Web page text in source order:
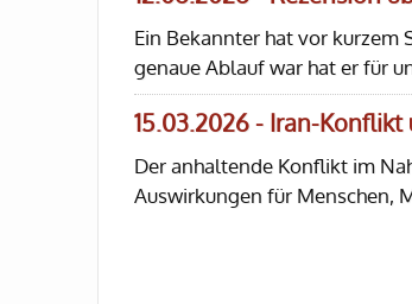
Ein Bekannter hat vor kurzem
genaue Ablauf war hat er für
15.03.2026 - Iran-
Der anhaltende Konflikt im
Auswirkungen für Menschen,